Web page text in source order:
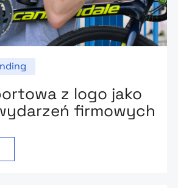
z logo jako
firmowych